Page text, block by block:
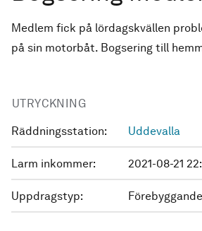
Medlem fick på lördagskvällen
på sin motorbåt. Bogsering till
UTRYCKNING
Räddningsstation: Uddevalla
Larm inkommer: 2021-08-21
Uppdragstyp: